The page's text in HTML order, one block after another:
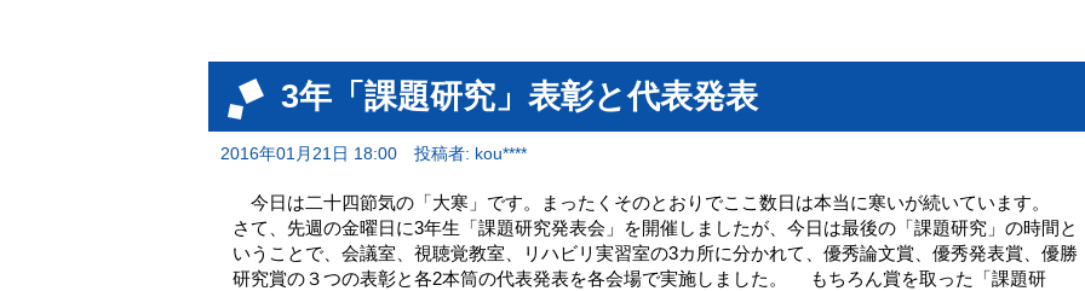
3年「課題研究」表彰と代表発表
2016年01月21日 18:00 投稿者: kou****
今日は二十四節気の「大寒」です。まったくそのとおりでここ数日は本当に寒いが続いています。
さて、先週の金曜日に3年生「課題研究発表会」を開催しましたが、今日は最後の「課題研究」の時間と
いうことで、会議室、視聴覚教室、リハビリ実習室の3カ所に分かれて、優秀論文賞、優秀発表賞、優勝
研究賞の３つの表彰と各2本筒の代表発表を各会場で実施しました。 もちろん賞を取った「課題研